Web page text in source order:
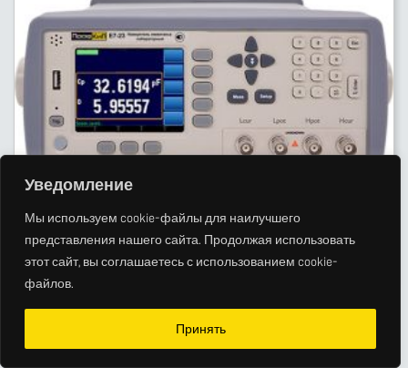
Уведомление
Мы используем cookie-файлы для наилучшего
представления нашего сайта. Продолжая использовать
этот сайт, вы соглашаетесь с использованием cookie-
файлов.
Принять